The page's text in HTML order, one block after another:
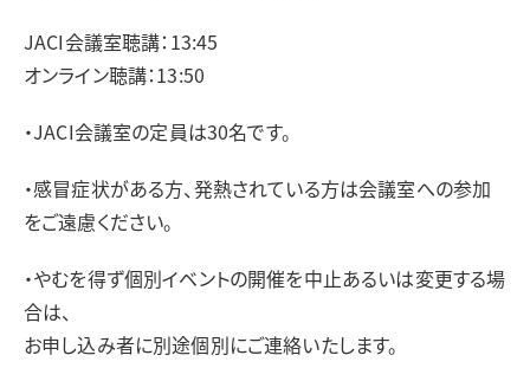
JACI会議室聴講：13:45
オンライン聴講：13:50
・JACI会議室の定員は30名です。
・感冒症状がある方、発熱されている方は会議室への参加
をご遠慮ください。
・やむを得ず個別イベントの開催を中止あるいは変更する場
合は、
お申し込み者に別途個別にご連絡いたします。